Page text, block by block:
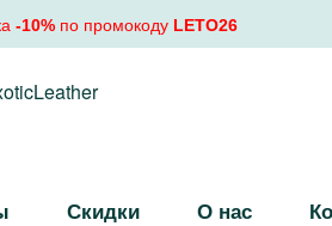
-10%по промокоду LETO26
Скидки О нас